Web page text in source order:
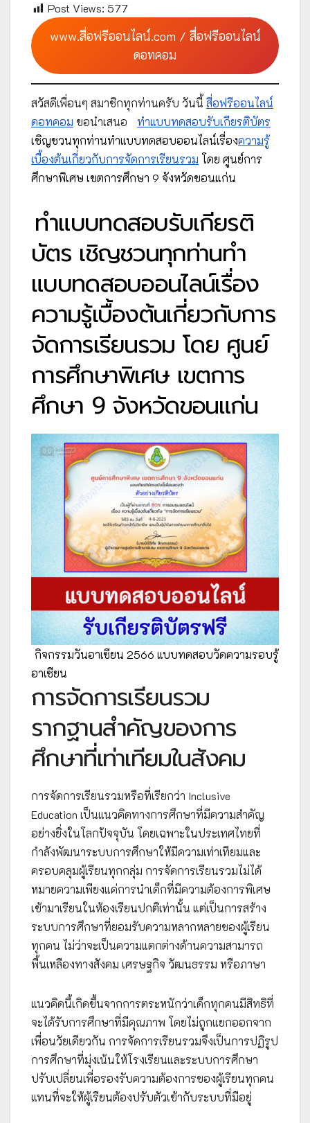
Post Views: 577
www.สื่อฟรีออนไลน์.com / สื่อฟรีออนไลน์
ดอทคอม
สวัสดีเพื่อนๆ สมาชิกทุกท่านครับ วันนี้ สื่อฟรีออนไลน์
ดอทคอม ขอนำเสนอ
ทำแบบทดสอบรับเกียรติบัตร
เชิญชวนทุกท่านทำแบบทดสอบออนไลน์เรื่องความรู้
เบื้องต้นเกี่ยวกับการจัดการเรียนรวม โดย ศูนย์การ
ศึกษาพิเศษ เขตการศึกษา 9 จังหวัดขอนแก่น
ทำแบบทดสอบรับเกียรติ
บัตร เชิญชวนทุกท่านทำ
แบบทดสอบออนไลน์เรื่อง
ความรู้เบื้องต้นเกี่ยวกับการ
จัดการเรียนรวม โดย ศูนย์
การศึกษาพิเศษ เขตการ
ศึกษา 9 จังหวัดขอนแก่น
กิจกรรมวันอาเซียน 2566 แบบทดสอบวัดความรอบรู้
อาเซียน
การจัดการเรียนรวม
รากฐานสำคัญของการ
ศึกษาที่เท่าเทียมในสังคม
การจัดการเรียนรวมหรือที่เรียกว่า Inclusive
Education เป็นแนวคิดทางการศึกษาที่มีความสำคัญ
อย่างยิ่งในโลกปัจจุบัน โดยเฉพาะในประเทศไทยที่
กำลังพัฒนาระบบการศึกษาให้มีความเท่าเทียมและ
ครอบคลุมผู้เรียนทุกกลุ่ม การจัดการเรียนรวมไม่ได้
หมายความเพียงแค่การนำเด็กที่มีความต้องการพิเศษ
เข้ามาเรียนในห้องเรียนปกติเท่านั้น แต่เป็นการสร้าง
ระบบการศึกษาที่ยอมรับความหลากหลายของผู้เรียน
ทุกคน ไม่ว่าจะเป็นความแตกต่างด้านความสามารถ
พื้นเหลืองทางสังคม เศรษฐกิจ วัฒนธรรม หรือภาษา
แนวคิดนี้เกิดขึ้นจากการตระหนักว่าเด็กทุกคนมีสิทธิที่
จะได้รับการศึกษาที่มีคุณภาพ โดยไม่ถูกแยกออกจาก
เพื่อนวัยเดียวกัน การจัดการเรียนรวมจึงเป็นการปฏิรูป
การศึกษาที่มุ่งเน้นให้โรงเรียนและระบบการศึกษา
ปรับเปลี่ยนเพื่อรองรับความต้องการของผู้เรียนทุกคน
แทนที่จะให้ผู้เรียนต้องปรับตัวเข้ากับระบบที่มีอยู่